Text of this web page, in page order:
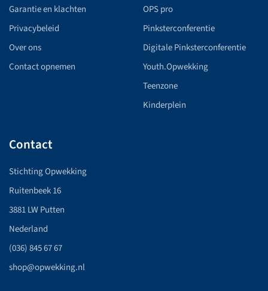
Garantie en klachten
Privacybeleid
Over ons
Contact opnemen
OPS pro
Pinksterconferentie
Digitale Pinksterconferentie
Youth.Opwekking
Teenzone
Kinderplein
Contact
Stichting Opwekking
Ruitenbeek 16
3881 LW Putten
Nederland
(036) 845 67 67
shop@opwekking.nl